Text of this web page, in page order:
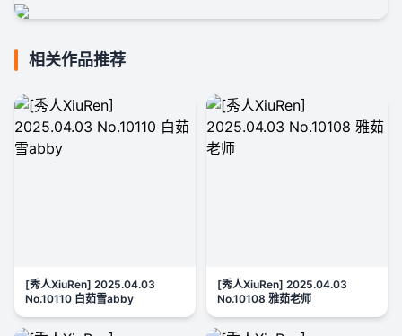
相关作品推荐
[秀人XiuRen] 2025.04.03
No.10110 白茹雪abby
[秀人XiuRen] 2025.04.03
No.10108 雅茹老师